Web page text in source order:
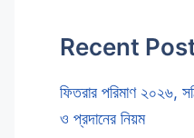
Recent
ফিতরার পরিমাণ ২০২৬,
ও প্রদানের নিয়ম